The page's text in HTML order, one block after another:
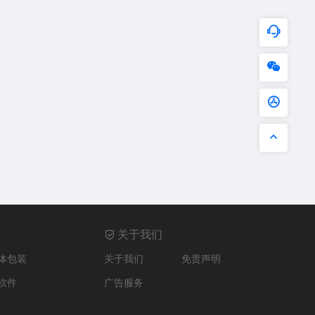
包装
件
关于我们
关于我们
免责声明
广告服务